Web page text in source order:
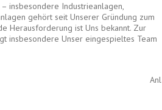
insbesondere Industrieanlagen,
gehört seit Unserer Gründung zum
Herausforderung ist Uns bekannt. Zur
insbesondere Unser eingespieltes Team